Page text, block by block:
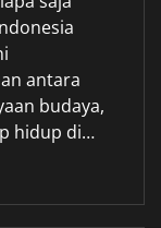
antara
budaya,
hidup di…